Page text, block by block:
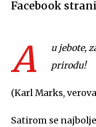
Facebook
A
u jebote,
prirodu!
(Karl Marks,
Satirom se